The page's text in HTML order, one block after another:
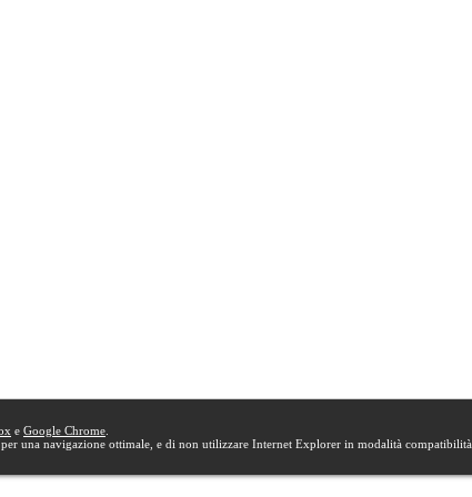
e Google Chrome
una navigazione ottimale, e di non utilizzare Internet Explorer in modalità compatibilità